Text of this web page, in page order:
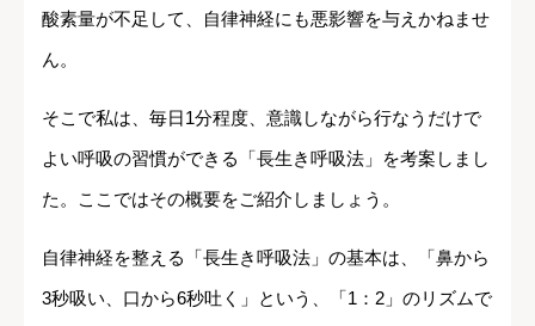
酸素量が不足して、自律神経にも悪影響を与えかねませ
ん。
そこで私は、毎日1分程度、意識しながら行なうだけで
よい呼吸の習慣ができる「長生き呼吸法」を考案しまし
た。ここではその概要をご紹介しましょう。
自律神経を整える「長生き呼吸法」の基本は、「鼻から
3秒吸い、口から6秒吐く」という、「1：2」のリズムで